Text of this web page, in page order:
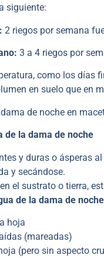
siguiente:
2 riegos por semana
3 a 4 riegos por
como los días
en suelo que en
de noche en
de la dama de noche
y duras o ásperas
y secándose.
el sustrato o tierra,
de la dama de noche
hoja
(mareadas)
(pero sin aspecto